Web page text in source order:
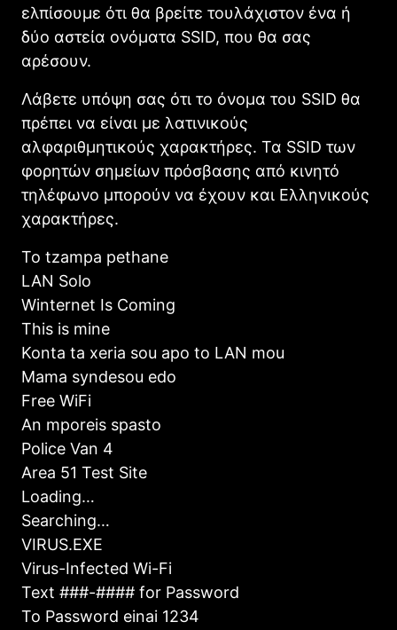
ελπίσουμε ότι θα βρείτε τουλάχιστον ένα ή
δύο αστεία ονόματα SSID, που θα σας
αρέσουν.
Λάβετε υπόψη σας ότι το όνομα του SSID θα
πρέπει να είναι με λατινικούς
αλφαριθμητικούς χαρακτήρες. Τα SSID των
φορητών σημείων πρόσβασης από κινητό
τηλέφωνο μπορούν να έχουν και Ελληνικούς
χαρακτήρες.
To tzampa pethane
LAN Solo
Winternet Is Coming
This is mine
Konta ta xeria sou apo to LAN mou
Mama syndesou edo
Free WiFi
An mporeis spasto
Police Van 4
Area 51 Test Site
Loading…
Searching…
VIRUS.EXE
Virus-Infected Wi-Fi
Text ###-#### for Password
To Password einai 1234